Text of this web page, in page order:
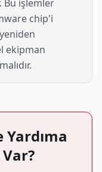
Bu işlemler
chip'i
ekipman
Yardıma